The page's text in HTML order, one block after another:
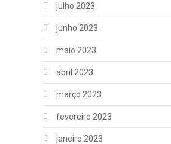
julho 2023
junho 2023
maio 2023
abril 2023
março 2023
fevereiro 2023
janeiro 2023